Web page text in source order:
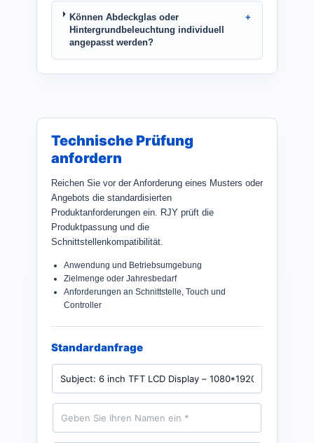
Können Abdeckglas oder
Hintergrundbeleuchtung individuell
angepasst werden?
Technische Prüfung
anfordern
Reichen Sie vor der Anforderung eines Musters oder
Angebots die standardisierten
Produktanforderungen ein. RJY prüft die
Produktpassung und die
Schnittstellenkompatibilität.
Anwendung und Betriebsumgebung
Zielmenge oder Jahresbedarf
Anforderungen an Schnittstelle, Touch und
Controller
Standardanfrage
P
o
d
N
m